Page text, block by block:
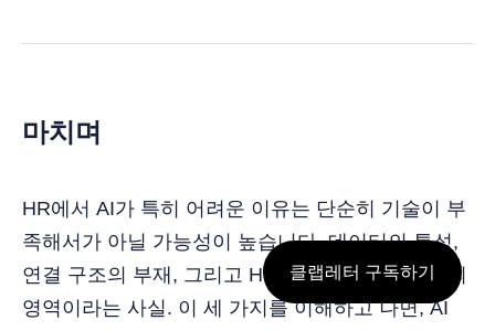
마치며
HR에서 AI가 특히 어려운 이유는 단순히 기술이 부
족해서가 아닐 가능성이 높습니다. 데이터의 특성,
연결 구조의 부재, 그리고 HR이 본질적으로 판단의
영역이라는 사실. 이 세 가지를 이해하고 나면, AI
클랩레터 구독하기